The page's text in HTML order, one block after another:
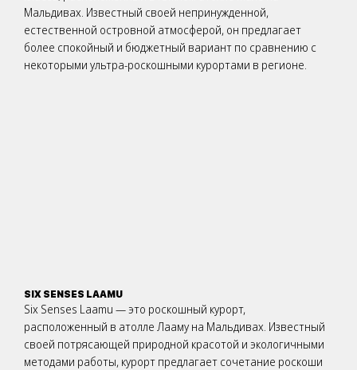
Мальдивах. Известный своей непринужденной,
естественной островной атмосферой, он предлагает
более спокойный и бюджетный вариант по сравнению с
некоторыми ультра-роскошными курортами в регионе.
SIX SENSES LAAMU
Six Senses Laamu — это роскошный курорт,
расположенный в атолле Лааму на Мальдивах. Известный
своей потрясающей природной красотой и экологичными
методами работы, курорт предлагает сочетание роскоши